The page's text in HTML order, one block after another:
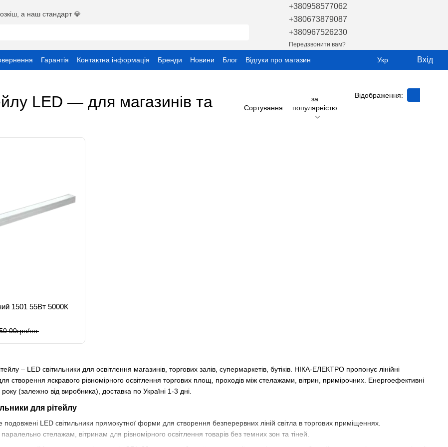
а наш стандарт 💎
+380958577062
+380673879087
+380967526230
Передзвонити вам?
Гарантія Контактна інформація Бренди Новини Блог
Відгуки про магазин
Укр Вхід
LED — для магазинів та
Сортування:
за
популярністю
Відображення:
– LED світильники для освітлення магазинів, торгових залів, супермаркетів, бутіків. НІКА-ЕЛЕКТРО пропонує лінійні
для створення яскравого рівномірного освітлення торгових площ, проходів між стелажами, вітрин, примірочних. Енергоефективні
(залежно від виробника), доставка по Україні 1-3 дні.
для рітейлу
подовжені LED світильники прямокутної форми для створення безперервних ліній світла в торгових приміщеннях.
стелажам, вітринам для рівномірного освітлення товарів без темних зон та тіней.
1501 55Вт 5000К
шт.